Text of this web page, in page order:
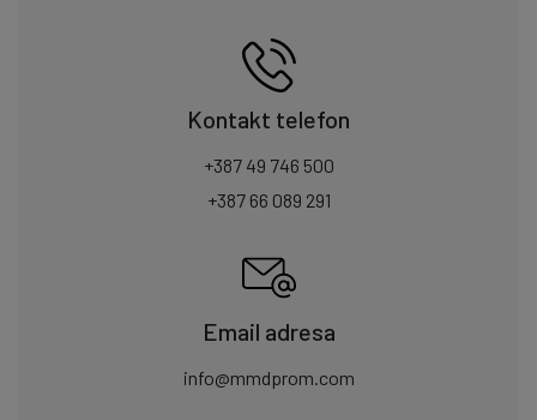
Kontakt telefon
+387 49 746 500
+387 66 089 291
Email adresa
info@mmdprom.com